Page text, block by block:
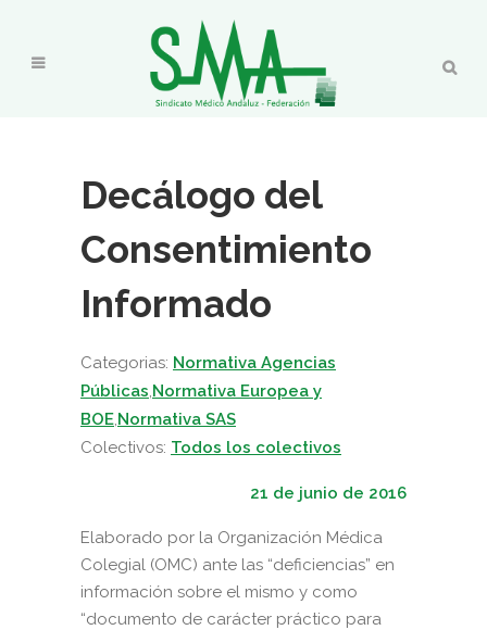
Decálogo del
Consentimiento
Informado
Categorias: Normativa Agencias
Públicas,Normativa Europea y
BOE,Normativa SAS
Colectivos: Todos los colectivos
21 de junio de 2016
Elaborado por la Organización Médica
Colegial (OMC) ante las “deficiencias” en
información sobre el mismo y como
“documento de carácter práctico para